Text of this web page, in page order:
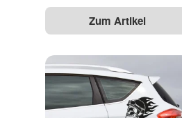
Zum Artikel